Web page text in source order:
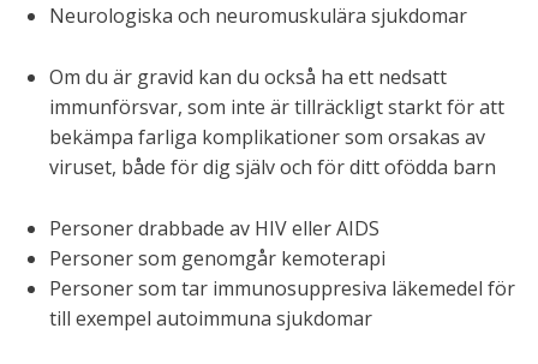
Neurologiska och neuromuskulära sjukdomar
Om du är gravid kan du också ha ett nedsatt
immunförsvar, som inte är tillräckligt starkt för att
bekämpa farliga komplikationer som orsakas av
viruset, både för dig själv och för ditt ofödda barn
Personer drabbade av HIV eller AIDS
Personer som genomgår kemoterapi
Personer som tar immunosuppresiva läkemedel för
till exempel autoimmuna sjukdomar